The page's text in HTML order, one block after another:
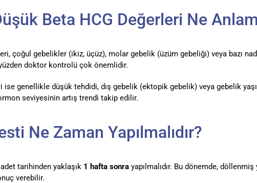
Beta HCG Değerleri Ne
çoğul gebelikler (ikiz, üçüz), molar gebelik (üzüm gebeliği) veya bazı
doktor kontrolü çok önemlidir.
ise genellikle düşük tehdidi, dış gebelik (ektopik gebelik) veya gebelik
seviyesinin artış trendi takip edilir.
Ne Zaman Yapılmalıdır?
tarihinden yaklaşık 1 hafta sonrayapılmalıdır. Bu dönemde,
verebilir.